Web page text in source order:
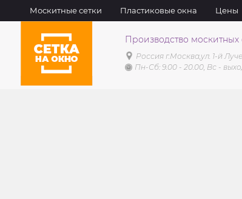
Москитные сетки Пластиковые окна Цены
Производство москитных
Россия г.Москва, ул. 1-й
Пн-Сб: 9.00 - 20.00, Вс -